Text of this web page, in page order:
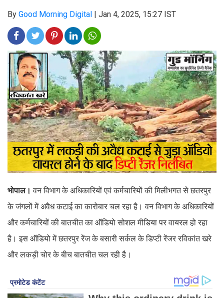
By Good Morning Digital | Jan 4, 2025, 15:27 IST
भोपाल। वन विभाग के अधिकारियों एवं कर्मचारियों की मिलीभगत से छतरपुर
के जंगलों में अवैध कटाई का कारोबार चल रहा है। वन विभाग के अधिकारियों
और कर्मचारियों की बातचीत का ऑडियो सोशल मीडिया पर वायरल हो रहा
है। इस ऑडियो में छतरपुर रेंज के बसारी सर्कल के डिप्टी रेंजर रविकांत खरे
और लकड़ी चोर के बीच बातचीत चल रही है।